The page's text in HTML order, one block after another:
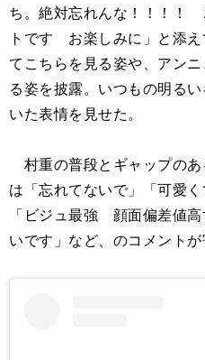
ち。絶対忘れんな！！！！
トです お楽しみに」と添
てこちらを見る姿や、アン
る姿を披露。いつもの明る
いた表情を見せた。
村重の普段とギャップの
は「忘れてないで」「可愛
「ビジュ最強 顔面偏差値
いです」など、のコメントが